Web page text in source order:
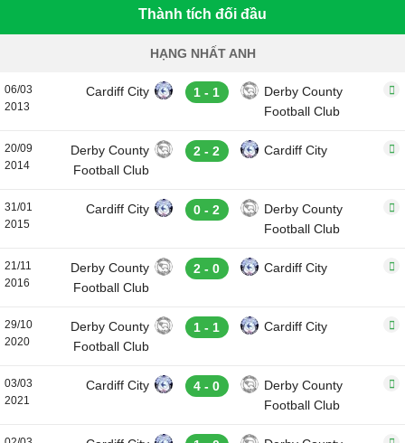
Thành tích đối đầu
HẠNG NHẤT ANH
06/03
2013
Cardiff City 1 - 1
Derby County
Football Club
20/09
2014
Derby County
Football Club
2 - 2 Cardiff City
31/01
2015
Cardiff City 0 - 2
Derby County
Football Club
21/11
2016
Derby County
Football Club
2 - 0 Cardiff City
29/10
2020
Derby County
Football Club
1 - 1 Cardiff City
03/03
2021
Cardiff City 4 - 0
Derby County
Football Club